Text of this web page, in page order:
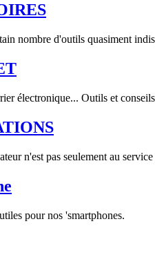
nombre d'outils quasiment
électronique... Outils et
n'est pas seulement au
pour nos 'smartphones.